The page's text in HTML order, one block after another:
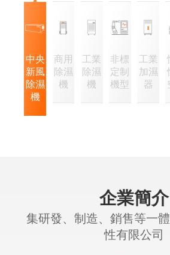
中央
新風
除濕
機
商用
除濕
機
工業
除濕
機
非標
定制
機型
工業
加濕
器
企業簡介
集研發、制造、銷售等一
性有限公司
認
理
念：
合
作